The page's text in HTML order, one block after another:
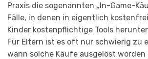
Praxis die sogenannten „In-Game-
Fälle, in denen in eigentlich
Kinder kostenpflichtige Tools
Für Eltern ist es oft nur schwierig zu
wann solche Käufe ausgelöst worden